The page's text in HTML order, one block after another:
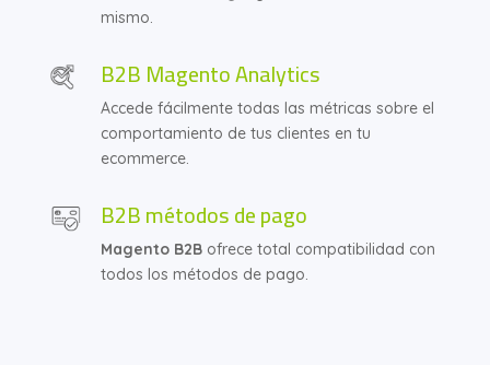
mismo.
B2B Magento Analytics
Accede fácilmente todas las métricas sobre el
comportamiento de tus clientes en tu
ecommerce.
B2B métodos de pago
Magento B2Bofrece total compatibilidad con
todos los métodos de pago.